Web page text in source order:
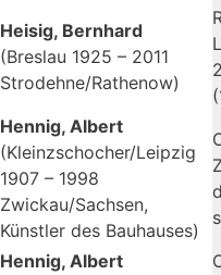
Heisig, Bernhard
(Breslau 1925 – 2011
Strodehne/Rathenow)
Hennig, Albert
(Kleinzschocher/Leipzig
1907 – 1998
Zwickau/Sachsen,
Künstler des Bauhauses)
Hennig, Albert